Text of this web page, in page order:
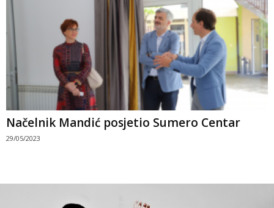
Načelnik Mandić posjetio Sumero Centar
29/05/2023